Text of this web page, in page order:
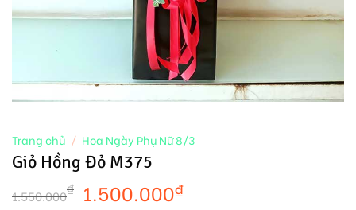
Trang chủ / Hoa Ngày Phụ Nữ 8/3
Giỏ Hồng Đỏ M375
1.550.000₫ 1.500.000₫